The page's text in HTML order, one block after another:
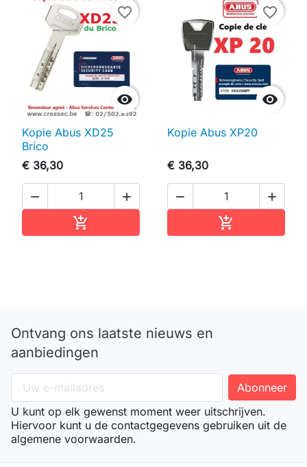

favorite_border
Kopie Abus XD25
Brico
€ 36,30
 


favorite_border
Kopie Abus XP20
€ 36,30
 

Ontvang ons laatste nieuws en
aanbiedingen
U kunt op elk gewenst moment weer uitschrijven.
Hiervoor kunt u de contactgegevens gebruiken uit de
algemene voorwaarden.